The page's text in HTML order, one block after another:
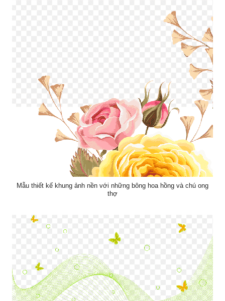
Mẫu thiết kế khung ảnh nền với những bông hoa hồng và chú ong
thợ